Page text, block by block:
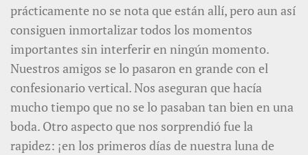
prácticamente no se nota que están allí, pero aun así
consiguen inmortalizar todos los momentos
importantes sin interferir en ningún momento.
Nuestros amigos se lo pasaron en grande con el
confesionario vertical. Nos aseguran que hacía
mucho tiempo que no se lo pasaban tan bien en una
boda. Otro aspecto que nos sorprendió fue la
rapidez: ¡en los primeros días de nuestra luna de